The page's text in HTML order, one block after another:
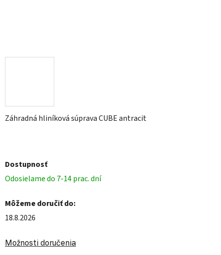
Záhradná hliníková súprava CUBE antracit
Dostupnosť
Odosielame do 7-14 prac. dní
Môžeme doručiť do:
18.8.2026
Možnosti doručenia